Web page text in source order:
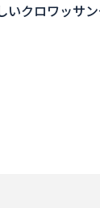
クロワッサ